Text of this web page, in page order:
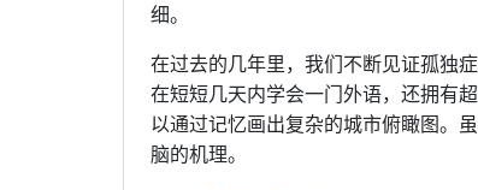
细。
在过去的几年里，我们不断见证孤独
在短短几天内学会一门外语，还拥有
以通过记忆画出复杂的城市俯瞰图。
脑的机理。